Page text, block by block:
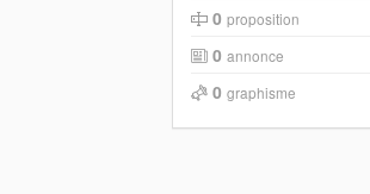
0 proposition
0 annonce
0 graphisme